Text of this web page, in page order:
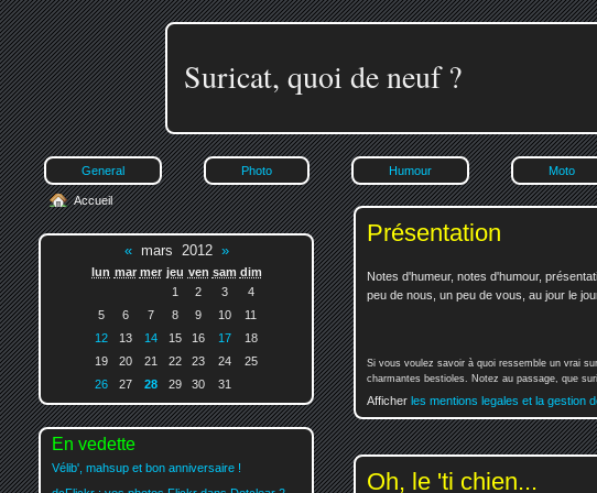
Suricat, quoi de neuf ?
General Photo Humour Moto
Présentation
Notes d'humeur, notes d'humour,
peu de nous, un peu de vous, au jour le
Si vous voulez savoir à quoi ressemble un vrai
charmantes bestioles. Notez au passage, que
Afficher les mentions legales et la gestion
Oh, le 'ti chien...
Accueil
«mars 2012 »
lun mar mer jeu ven sam dim
1
2 3
4
5
6 7 8 9 10
11
12
13 14 15 16 17
18
19
20 21 22 23 24
25
26
27 28 29 30 31
En vedette
Vélib', mahsup et bon anniversaire !